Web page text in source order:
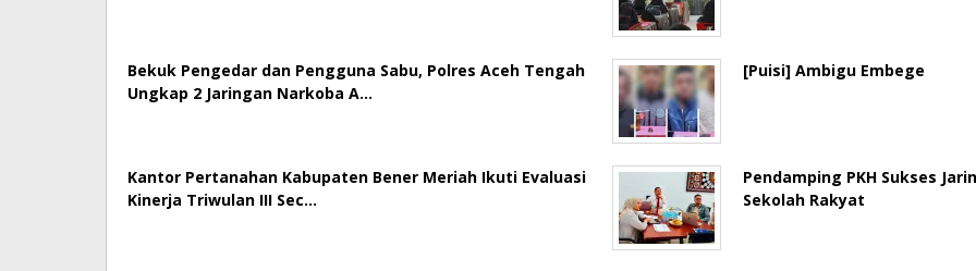
Bekuk Pengedar dan Pengguna Sabu, Polres Aceh Tengah
Ungkap 2 Jaringan Narkoba A…
Kantor Pertanahan Kabupaten Bener Meriah Ikuti Evaluasi
Kinerja Triwulan III Sec…
[Puisi] Ambigu Embege
Pendamping PKH Sukses
Sekolah Rakyat